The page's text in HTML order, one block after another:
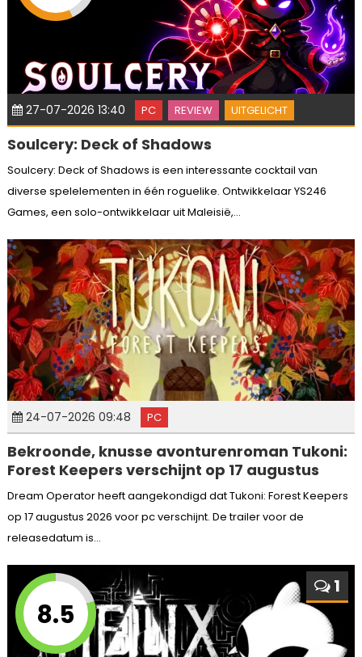
27-07-2026 13:40 PC REVIEW UITGELICHT
Soulcery: Deck of Shadows
Soulcery: Deck of Shadows is een interessante cocktail van
diverse spelelementen in één roguelike. Ontwikkelaar YS246
Games, een solo-ontwikkelaar uit Maleisië,...
24-07-2026 09:48 PC
Bekroonde, knusse avonturenroman Tukoni:
Forest Keepers verschijnt op 17 augustus
Dream Operator heeft aangekondigd dat Tukoni: Forest Keepers
op 17 augustus 2026 voor pc verschijnt. De trailer voor de
releasedatum is...
8.5
1